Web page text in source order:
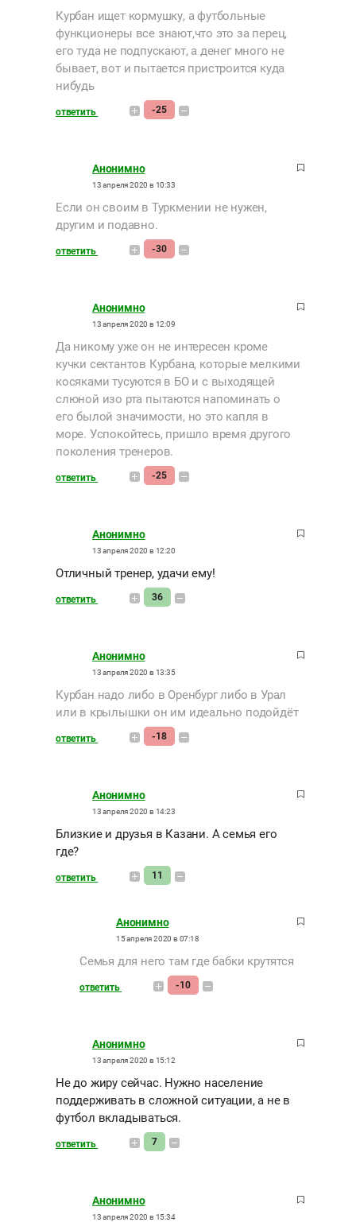
Курбан ищет кормушку, а футбольные
функционеры все знают,что это за перец,
его туда не подпускают, а денег много не
бывает, вот и пытается пристроится куда
нибудь
ответить -25
Анонимно
13 апреля 2020 в 10:33
Если он своим в Туркмении не нужен,
другим и подавно.
ответить -30
Анонимно
13 апреля 2020 в 12:09
Да никому уже он не интересен кроме
кучки сектантов Курбана, которые мелкими
косяками тусуются в БО и с выходящей
слюной изо рта пытаются напоминать о
его былой значимости, но это капля в
море. Успокойтесь, пришло время другого
поколения тренеров.
ответить -25
Анонимно
13 апреля 2020 в 12:20
Отличный тренер, удачи ему!
ответить 36
Анонимно
13 апреля 2020 в 13:35
Курбан надо либо в Оренбург либо в Урал
или в крылышки он им идеально подойдёт
ответить -18
Анонимно
13 апреля 2020 в 14:23
Близкие и друзья в Казани. А семья его
где?
ответить 11
Анонимно
15 апреля 2020 в 07:18
Семья для него там где бабки крутятся
ответить -10
Анонимно
13 апреля 2020 в 15:12
Не до жиру сейчас. Нужно население
поддерживать в сложной ситуации, а не в
футбол вкладываться.
ответить 7
Анонимно
13 апреля 2020 в 15:34